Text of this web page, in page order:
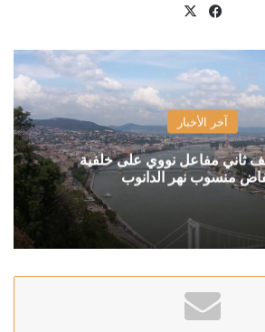
فيسبوك
آخر الأخبار
ثاني مفاعل نووي على خلفية
منسوب نهر الدانوب